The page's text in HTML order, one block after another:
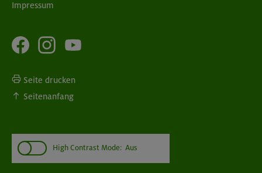
Impressum
Seite drucken
Seitenanfang
High Contrast Mode: Aus